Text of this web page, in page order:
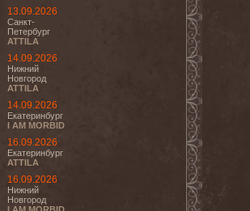
13.09.2026
Санкт-
Петербург
ATTILA
14.09.2026
Нижний
Новгород
ATTILA
14.09.2026
Екатеринбург
I AM MORBID
16.09.2026
Екатеринбург
ATTILA
16.09.2026
Нижний
Новгород